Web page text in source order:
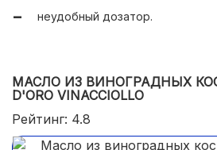
неудобный дозатор.
МАСЛО ИЗ ВИНОГРАДНЫХ
D'ORO VINACCIOLLO
Рейтинг: 4.8